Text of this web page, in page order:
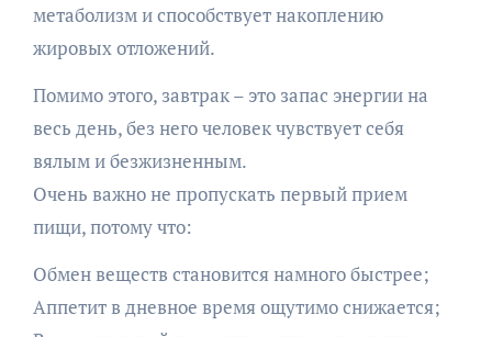
метаболизм и способствует накоплению
жировых отложений.
Помимо этого, завтрак – это запас энергии на
весь день, без него человек чувствует себя
вялым и безжизненным.
Очень важно не пропускать первый прием
пищи, потому что:
Обмен веществ становится намного быстрее;
Аппетит в дневное время ощутимо снижается;